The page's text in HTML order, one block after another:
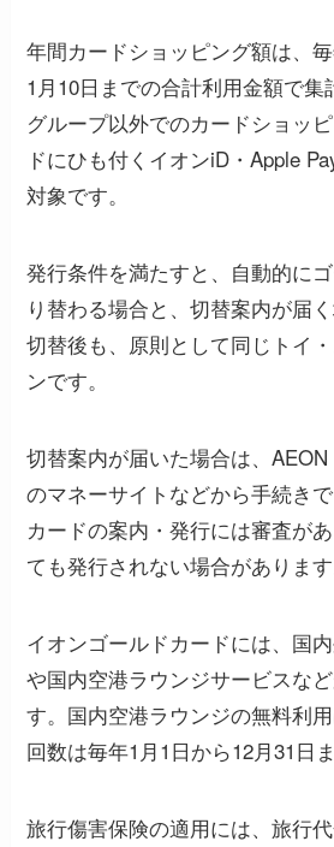
年間カードショッピング額は、
1月10日までの合計利用金額で
グループ以外でのカードショッ
ドにひも付くイオンiD・Apple
対象です。
発行条件を満たすと、自動的に
り替わる場合と、切替案内が届く
切替後も、原則として同じトイ
ンです。
切替案内が届いた場合は、
のマネーサイトなどから手続き
カードの案内・発行には審査が
ても発行されない場合があります
イオンゴールドカードには、国
や国内空港ラウンジサービスな
す。国内空港ラウンジの無料利
回数は毎年1月1日から12月31日
旅行傷害保険の適用には、旅行